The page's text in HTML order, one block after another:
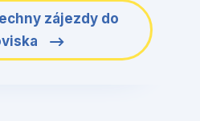
zájezdy do